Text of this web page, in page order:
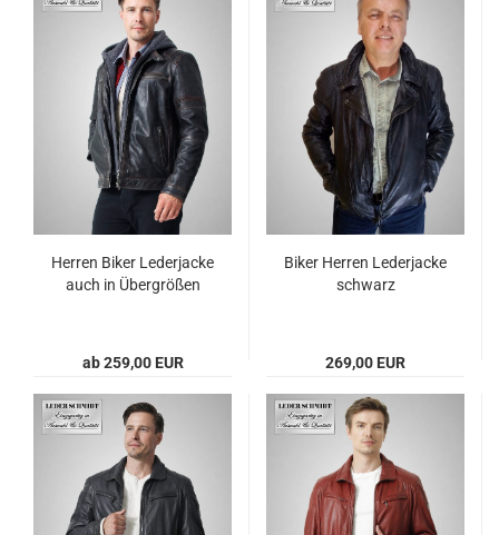
Her­ren Biker Le­der­ja­cke
auch in Über­grö­ßen
ab 259,00 EUR
Biker Her­ren Le­der­ja­cke
schwarz
269,00 EUR